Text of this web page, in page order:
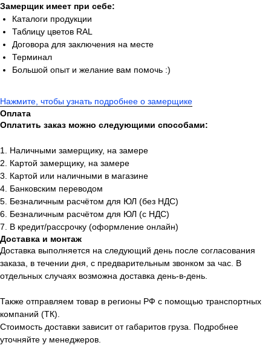
Замерщик имеет при себе:
Каталоги продукции
Таблицу цветов RAL
Договора для заключения на месте
Терминал
Большой опыт и желание вам помочь :)
Нажмите, чтобы узнать подробнее о замерщике
Оплата
Оплатить заказ можно следующими способами:
1. Наличными замерщику, на замере
2. Картой замерщику, на замере
3. Картой или наличными в магазине
4. Банковским переводом
5. Безналичным расчётом для ЮЛ (без НДС)
6. Безналичным расчётом для ЮЛ (с НДС)
7. В кредит/рассрочку (оформление онлайн)
Доставка и монтаж
Доставка выполняется на следующий день после согласования
заказа, в течении дня, с предварительным звонком за час. В
отдельных случаях возможна доставка день-в-день.
Также отправляем товар в регионы РФ с помощью транспортных
компаний (ТК).
Стоимость доставки зависит от габаритов груза. Подробнее
уточняйте у менеджеров.